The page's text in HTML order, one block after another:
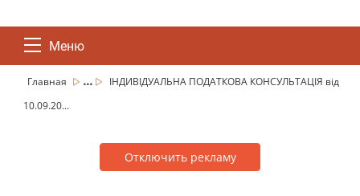
Меню
Главная ...
ІНДИВІДУАЛЬНА ПОДАТКОВА КОНСУЛЬТАЦІЯ від
10.09.20...
Отключить рекламу